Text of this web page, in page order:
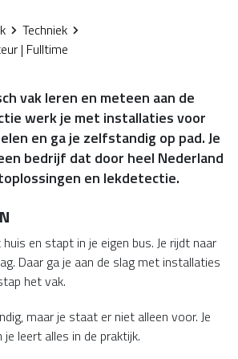
Techniek
| Fulltime
vak leren en meteen aan de
werk je met installaties voor
en ga je zelfstandig op pad. Je
bedrijf dat door heel Nederland
en lekdetectie.
en stapt in je eigen bus. Je rijdt naar
Daar ga je aan de slag met installaties
het vak.
maar je staat er niet alleen voor. Je
je leert alles in de praktijk.